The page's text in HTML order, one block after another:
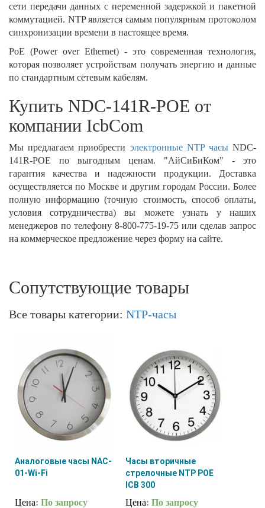
сети передачи данных с переменной задержкой и пакетной
коммутацией. NTP является самым популярным протоколом
синхронизации времени в настоящее время.
PoE (Power over Ethernet) - это современная технология,
которая позволяет устройствам получать энергию и данные
по стандартным сетевым кабелям.
Купить NDC-141R-POE от
компании IcbCom
Мы предлагаем приобрести электронные NTP часыNDC-
141R-POE по выгодным ценам. "АйСиБиКом" - это
гарантия качества и надежности продукции. Доставка
осуществляется по Москве и другим городам России. Более
полную информацию (точную стоимость, способ оплаты,
условия сотрудничества) вы можете узнать у наших
менеджеров по телефону 8-800-775-19-75 или сделав запрос
на коммерческое предложение через форму на сайте. ​
Сопутствующие товары
Все товары категории: NTP-часы
Аналоговые часы NAC-
01-Wi-Fi
Цена: По запросу
Часы вторичные
стрелочные NTP POE
ICB 300
Цена: По запросу